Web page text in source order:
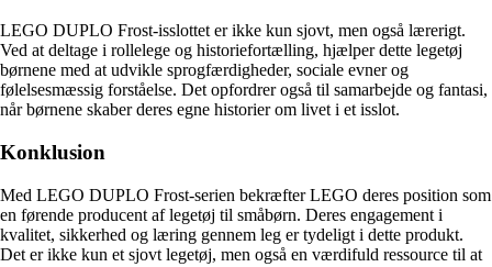
LEGO DUPLO Frost-isslottet er ikke kun sjovt, men også lærerigt.
Ved at deltage i rollelege og historiefortælling, hjælper dette legetøj
børnene med at udvikle sprogfærdigheder, sociale evner og
følelsesmæssig forståelse. Det opfordrer også til samarbejde og fantasi,
når børnene skaber deres egne historier om livet i et isslot.
Konklusion
Med LEGO DUPLO Frost-serien bekræfter LEGO deres position som
en førende producent af legetøj til småbørn. Deres engagement i
kvalitet, sikkerhed og læring gennem leg er tydeligt i dette produkt.
Det er ikke kun et sjovt legetøj, men også en værdifuld ressource til at